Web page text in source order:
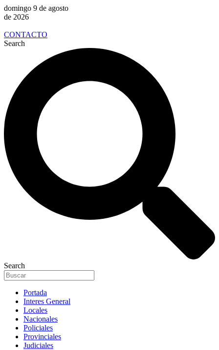
domingo 9 de agosto
de 2026
CONTACTO
Search
Search
Portada
Interes General
Locales
Nacionales
Policiales
Provinciales
Judiciales